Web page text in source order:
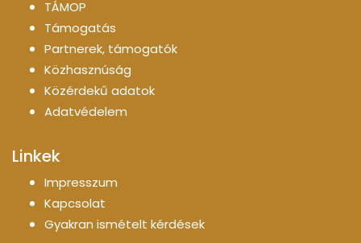
TÁMOP
Támogatás
Partnerek, támogatók
Közhasznúság
Közérdekű adatok
Adatvédelem
Linkek
Impresszum
Kapcsolat
Gyakran ismételt kérdések